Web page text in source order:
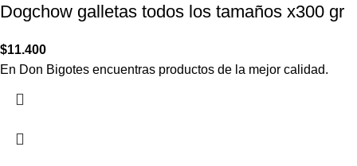
Dogchow galletas todos los tamaños x300 gr
$11.400
En Don Bigotes encuentras productos de la mejor calidad.